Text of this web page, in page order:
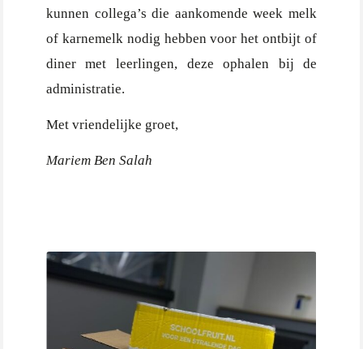
kunnen collega’s die aankomende week melk
of karnemelk nodig hebben voor het ontbijt of
diner met leerlingen, deze ophalen bij de
administratie.
Met vriendelijke groet,
Mariem Ben Salah